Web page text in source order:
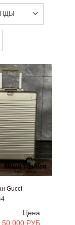
Gucci
Цена:
50 000 РУБ.